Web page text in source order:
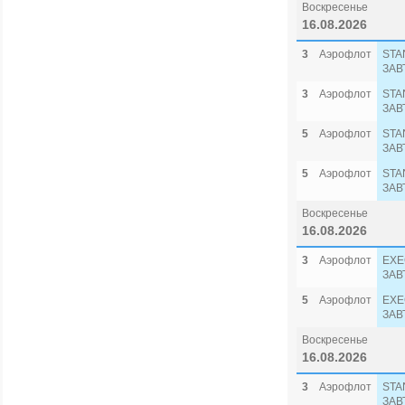
Воскресенье
16.08.2026
3 Аэрофлот
3
Аэрофлот
5
Аэрофлот
5
Аэрофлот
Воскресенье
16.08.2026
3 Аэрофлот
5
Аэрофлот
Воскресенье
16.08.2026
3 Аэрофлот